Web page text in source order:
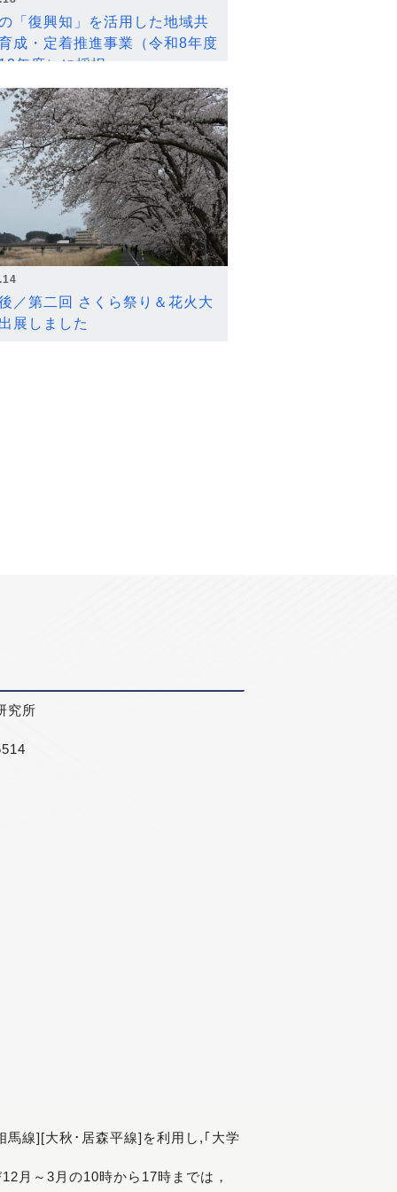
「復興知」を活用した地域共
成・定着推進事業（令和8年度
年度）に採択
／第二回 さくら祭り＆花火大
展しました
究所
線][大秋･居森平線]を利用し,｢大学
月～3月の10時から17時までは，